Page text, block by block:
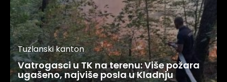
Tuzlanski kanton
Vatrogasci u TK na terenu: Više požara
ugašeno, najviše posla u Kladnju